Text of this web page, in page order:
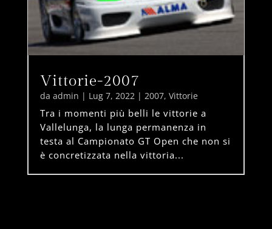
Vittorie-2007
da admin | Lug 7, 2022| 2007, Vittorie
Tra i momenti più belli le vittorie a
Vallelunga, la lunga permanenza in
testa al Campionato GT Open che non si
è concretizzata nella vittoria...